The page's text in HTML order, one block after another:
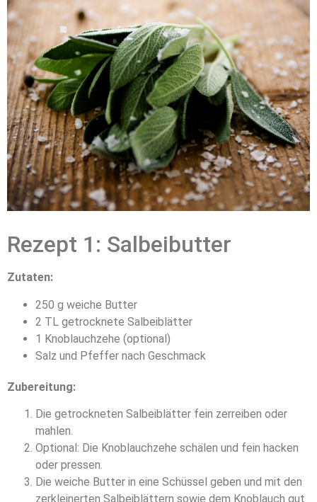
Rezept 1: Salbeibutter
Zutaten:
250 g weiche Butter
2 TL getrocknete Salbeiblätter
1 Knoblauchzehe (optional)
Salz und Pfeffer nach Geschmack
Zubereitung:
Die getrockneten Salbeiblätter fein zerreiben oder
mahlen.
Optional: Die Knoblauchzehe schälen und fein hacken
oder pressen.
Die weiche Butter in eine Schüssel geben und mit den
zerkleinerten Salbeiblättern sowie dem Knoblauch gut